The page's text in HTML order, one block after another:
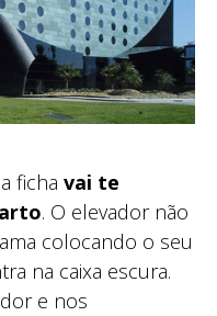
ficha vai te
. O elevador não
colocando o seu
na caixa escura.
e nos